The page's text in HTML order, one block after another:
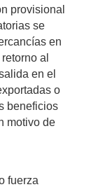
provisional
se
en
al
en el
o
beneficios
motivo de
fuerza